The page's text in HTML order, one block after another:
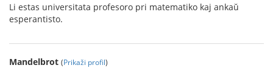
Li estas universitata profesoro pri matematiko kaj ankaŭ
esperantisto.
Mandelbrot (Prikaži profil)